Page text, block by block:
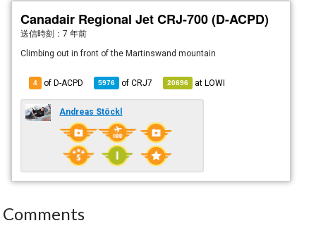
Canadair Regional Jet CRJ-700 (D-ACPD)
送信時刻：7 年前
Climbing out in front of the Martinswand mountain
4 of D-ACPD 5976 ofCRJ7 20696 atLOWI
Andreas Stöckl
Comments